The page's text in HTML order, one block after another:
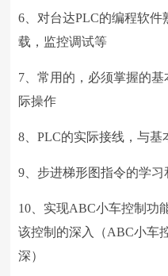
6、对台达PLC的编程软
载，监控调试等
7、常用的，必须掌握的
际操作
8、PLC的实际接线，与基
9、步进梯形图指令的学习
10、实现ABC小车控制功
该控制的深入（ABC小车
深）